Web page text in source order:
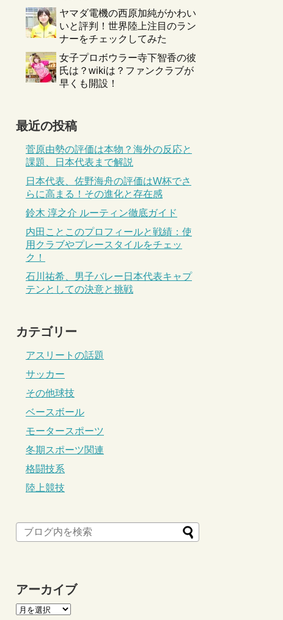
ヤマダ電機の西原加純がかわい
いと評判！世界陸上注目のラン
ナーをチェックしてみた
女子プロボウラー寺下智香の彼
氏は？wikiは？ファンクラブが
早くも開設！
最近の投稿
菅原由勢の評価は本物？海外の反応と
課題、日本代表まで解説
日本代表、佐野海舟の評価はW杯でさ
らに高まる！その進化と存在感
鈴木 淳之介 ルーティン徹底ガイド
内田ことこのプロフィールと戦績：使
用クラブやプレースタイルをチェッ
ク！
石川祐希、男子バレー日本代表キャプ
テンとしての決意と挑戦
カテゴリー
アスリートの話題
サッカー
その他球技
ベースボール
モータースポーツ
冬期スポーツ関連
格闘技系
陸上競技
アーカイブ